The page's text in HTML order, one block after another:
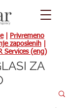
|
Privremeno
zaposlenih
Services (eng)
ZA